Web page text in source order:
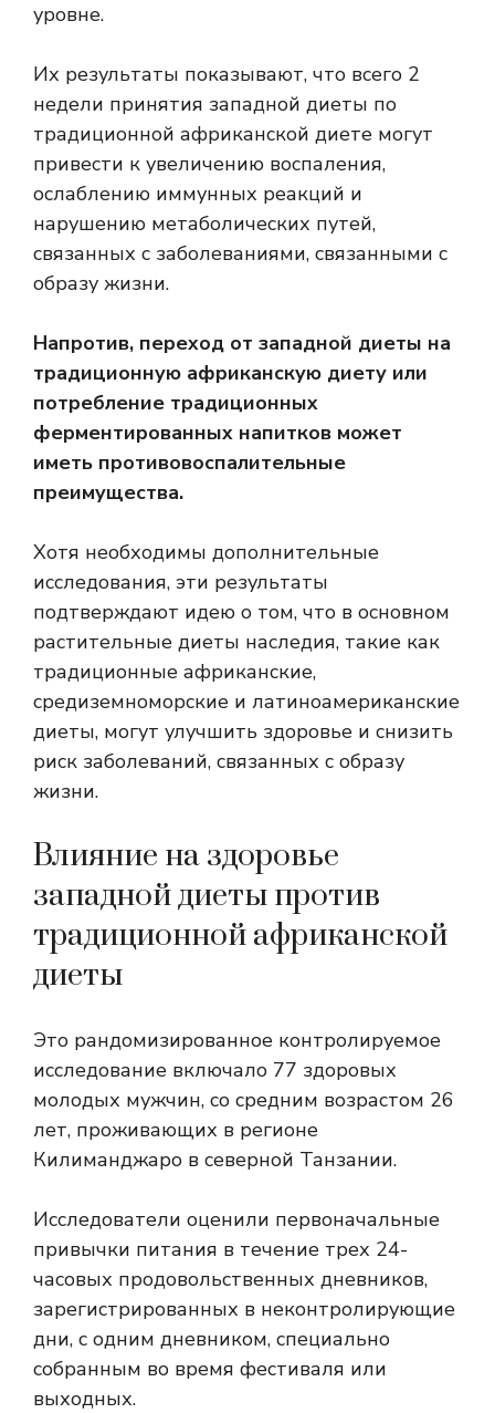
уровне.
Их результаты показывают, что всего 2
недели принятия западной диеты по
традиционной африканской диете могут
привести к увеличению воспаления,
ослаблению иммунных реакций и
нарушению метаболических путей,
связанных с заболеваниями, связанными с
образу жизни.
Напротив, переход от западной диеты на
традиционную африканскую диету или
потребление традиционных
ферментированных напитков может
иметь противовоспалительные
преимущества.
Хотя необходимы дополнительные
исследования, эти результаты
подтверждают идею о том, что в основном
растительные диеты наследия, такие как
традиционные африканские,
средиземноморские и латиноамериканские
диеты, могут улучшить здоровье и снизить
риск заболеваний, связанных с образу
жизни.
Влияние на здоровье
западной диеты против
традиционной африканской
диеты
Это рандомизированное контролируемое
исследование включало 77 здоровых
молодых мужчин, со средним возрастом 26
лет, проживающих в регионе
Килиманджаро в северной Танзании.
Исследователи оценили первоначальные
привычки питания в течение трех 24-
часовых продовольственных дневников,
зарегистрированных в неконтролирующие
дни, с одним дневником, специально
собранным во время фестиваля или
выходных.